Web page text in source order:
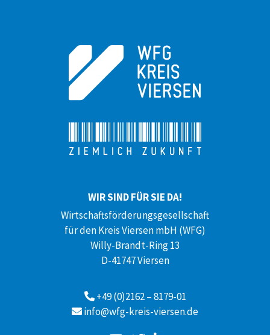
WIR SIND FÜR SIE DA!
Wirtschaftsförderungsgesellschaft
für den Kreis Viersen mbH (WFG)
Willy-Brandt-Ring 13
D-41747 Viersen
+49 (0)2162 – 8179-01
info@wfg-kreis-viersen.de